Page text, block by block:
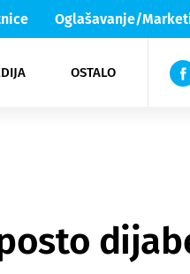
Oglašavanje/
OSTALO
Lika & Senj
TV